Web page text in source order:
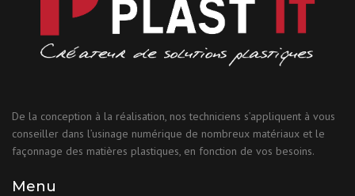
De la conception à la réalisation, nos techniciens s’appliquent à vous
conseiller dans l’usinage numérique de nombreux matériaux et le
façonnage des matières plastiques, en fonction de vos besoins.
Menu